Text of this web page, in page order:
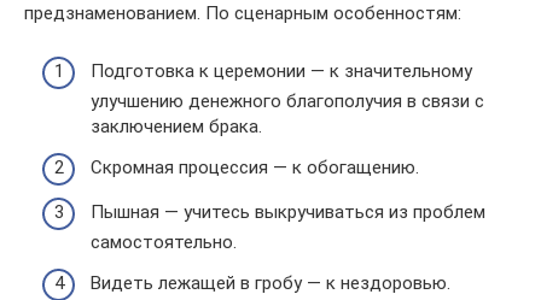
предзнаменованием. По сценарным особенностям:
Подготовка к церемонии — к значительному
улучшению денежного благополучия в связи с
заключением брака.
Скромная процессия — к обогащению.
Пышная — учитесь выкручиваться из проблем
самостоятельно.
Видеть лежащей в гробу — к нездоровью.